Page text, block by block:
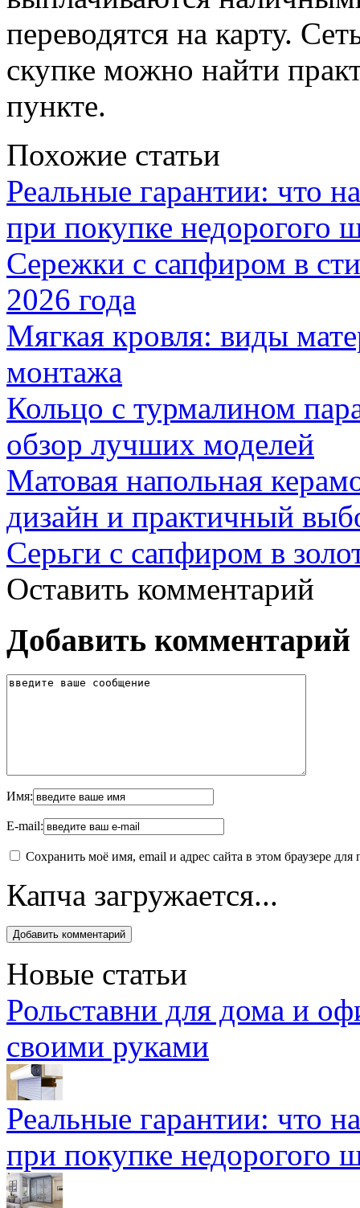
переводятся на карту.
скупке можно найти
пункте.
Похожие статьи
Реальные гарантии: что
при покупке недорогого
Сережки с сапфиром в
2026 года
Мягкая кровля: виды
монтажа
Кольцо с турмалином
обзор лучших моделей
Матовая напольная
дизайн и практичный
Серьги с сапфиром в
Оставить комментарий
Добавить комментарий
Имя:
E-mail:
Сохранить моё имя, email и адрес сайта в этом браузере
Капча загружается...
Новые статьи
Рольставни для дома и
своими руками
Реальные гарантии: что
при покупке недорогого